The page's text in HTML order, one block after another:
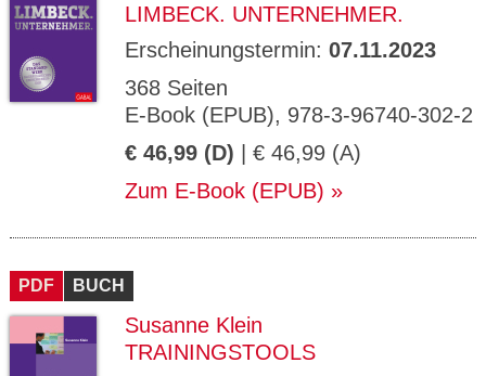
LIMBECK. UNTERNEHMER.
Erscheinungstermin: 07.11.2023
368 Seiten
E-Book (EPUB), 978-3-96740-302-2
€ 46,99 (D) | € 46,99 (A)
Zum E-Book (EPUB)
PDF BUCH
Susanne Klein
TRAININGSTOOLS